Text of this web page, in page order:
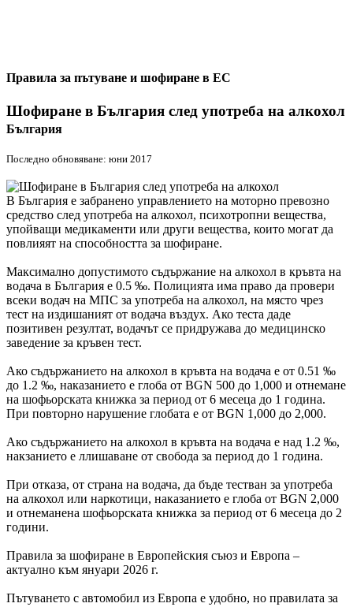
Правила за пътуване и шофиране в ЕС
Шофиране в България след употреба на алкохол
България
Последно обновяване: юни 2017
В България е забранено управлението на моторно превозно
средство след употреба на алкохол, психотропни вещества,
упойващи медикаменти или други вещества, които могат да
повлияят на способността за шофиране.
Максимално допустимото съдържание на алкохол в кръвта на
водача в България е 0.5 ‰. Полицията има право да провери
всеки водач на МПС за употреба на алкохол, на място чрез
тест на издишаният от водача въздух. Ако теста даде
позитивен резултат, водачът се придружава до медицинско
заведение за кръвен тест.
Ако съдържанието на алкохол в кръвта на водача е от 0.51 ‰
до 1.2 ‰, наказанието е глоба от BGN 500 до 1,000 и отнемане
на шофьорската книжка за период от 6 месеца до 1 година.
При повторно нарушение глобата е от BGN 1,000 до 2,000.
Ако съдържанието на алкохол в кръвта на водача е над 1.2 ‰,
накзанието е ллишаване от свобода за период до 1 година.
При отказа, от страна на водача, да бъде тестван за употреба
на алкохол или наркотици, наказанието е глоба от BGN 2,000
и отнеманена шофьорската книжка за период от 6 месеца до 2
години.
Правила за шофиране в Европейския съюз и Европа –
актуално към януари 2026 г.
Пътуването с автомобил из Европа е удобно, но правилата за